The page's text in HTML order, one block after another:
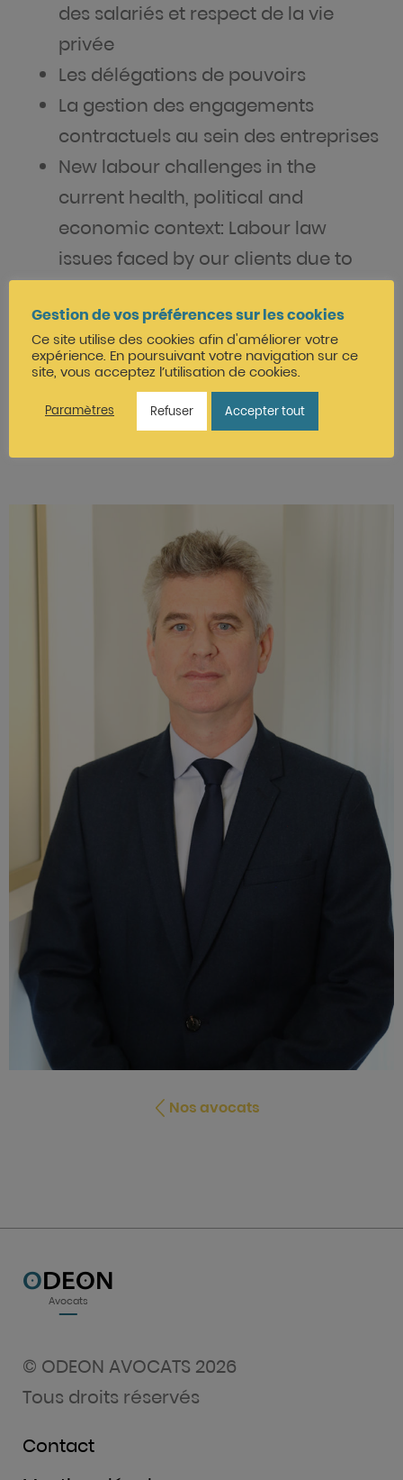
des salariés et respect de la vie
privée
Les délégations de pouvoirs
La gestion des engagements
contractuels au sein des entreprises
New labour challenges in the
current health, political and
economic context: Labour law
issues faced by our clients due to
Langues :
Français
Anglais
Nos avocats
ODEON
Avocats
© ODEON AVOCATS 2026
Tous droits réservés
Contact
Gestion de vos préférences sur les cookies
Ce site utilise des cookies afin d'améliorer votre
expérience. En poursuivant votre navigation sur ce
site, vous acceptez l’utilisation de cookies.
Paramètres Refuser Accepter tout